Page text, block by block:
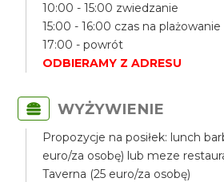
10:00 - 15:00 zwiedzanie
15:00 - 16:00 czas na plażowanie
17:00 - powrót
ODBIERAMY Z ADRESU
WYŻYWIENIE
Propozycje na posiłek: lunch
euro/za osobę) lub meze
Taverna (25 euro/za osobę)